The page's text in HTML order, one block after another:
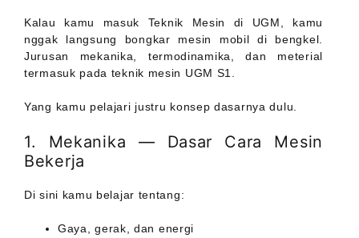
Kalau kamu masuk Teknik Mesin di UGM, kamu
nggak langsung bongkar mesin mobil di bengkel.
Jurusan mekanika, termodinamika, dan meterial
termasuk pada teknik mesin UGM S1.
Yang kamu pelajari justru konsep dasarnya dulu.
1. Mekanika — Dasar Cara Mesin
Bekerja
Di sini kamu belajar tentang:
Gaya, gerak, dan energi